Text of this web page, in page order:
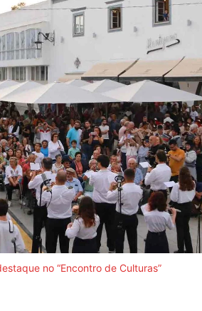
no “Encontro de Culturas”